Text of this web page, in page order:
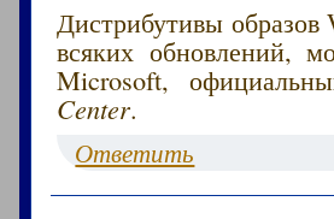
Дистрибутивы
всяких обновлений,
Microsoft,
Center.
Ответить